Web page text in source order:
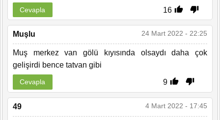
16
Cevapla
Muşlu 24 Mart 2022 - 22:25
Muş merkez van gölü kıyısında olsaydı daha çok
gelişirdi bence tatvan gibi
9
Cevapla
49 4 Mart 2022 - 17:45